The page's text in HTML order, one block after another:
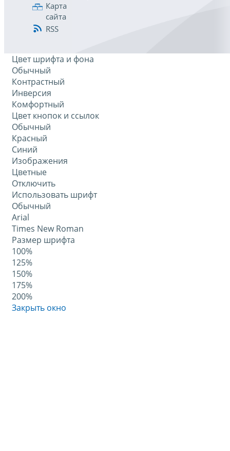
Карта
сайта
RSS
Цвет шрифта и фона
Обычный
Контрастный
Инверсия
Комфортный
Цвет кнопок и ссылок
Обычный
Красный
Синий
Изображения
Цветные
Отключить
Использовать шрифт
Обычный
Arial
Times New Roman
Размер шрифта
100%
125%
150%
175%
200%
Закрыть окно